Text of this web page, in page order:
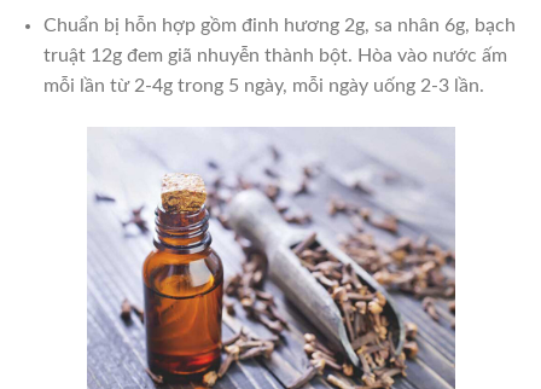
Chuẩn bị hỗn hợp gồm đinh hương 2g, sa nhân 6g, bạch
truật 12g đem giã nhuyễn thành bột. Hòa vào nước ấm
mỗi lần từ 2-4g trong 5 ngày, mỗi ngày uống 2-3 lần.